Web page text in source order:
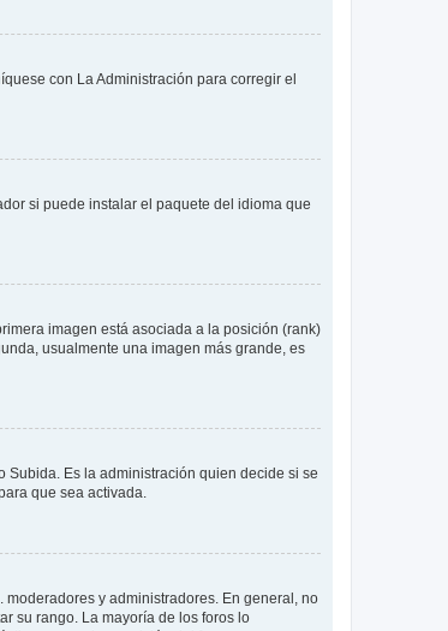
con La Administración para corregir el
si puede instalar el paquete del idioma que
imagen está asociada a la posición (rank)
usualmente una imagen más grande, es
Subida. Es la administración quien decide si se
que sea activada.
y administradores. En general, no
su rango. La mayoría de los foros lo